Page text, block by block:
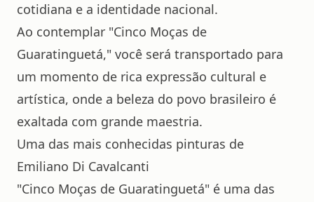
cotidiana e a identidade nacional.
Ao contemplar "Cinco Moças de
Guaratinguetá," você será transportado para
um momento de rica expressão cultural e
artística, onde a beleza do povo brasileiro é
exaltada com grande maestria.
Uma das mais conhecidas pinturas de
Emiliano Di Cavalcanti
"Cinco Moças de Guaratinguetá" é uma das